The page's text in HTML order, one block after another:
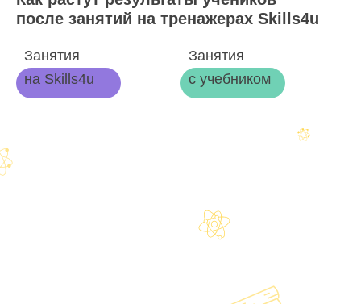
после занятий на тренажерах Skills4u
Занятия
на Skills4u
Занятия
с учебником